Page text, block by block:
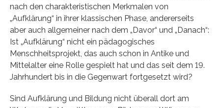
nach den charakteristischen Merkmalen von
„Aufklärung“ in ihrer klassischen Phase, andererseits
aber auch allgemeiner nach dem „Davor“ und „Danach“:
Ist „Aufklärung“ nicht ein pädagogisches
Menschheitsprojekt, das auch schon in Antike und
Mittelalter eine Rolle gespielt hat und das seit dem 19.
Jahrhundert bis in die Gegenwart fortgesetzt wird?
Sind Aufklärung und Bildung nicht überall dort am